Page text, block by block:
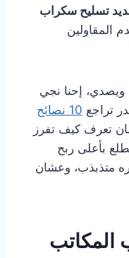
تسليح سكراب
المقاولين
ويصدي، إحنا نجي
تراجع
10 نصائح
تعرف كيف تفرز
بأعلى ربح
متذبذب، وعشان